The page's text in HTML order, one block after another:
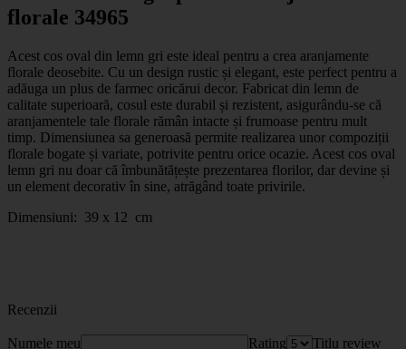
florale 34965
Acest cos oval din lemn gri este ideal pentru a crea aranjamente
florale deosebite. Cu un design rustic și elegant, este perfect pentru a
adăuga un plus de farmec oricărui decor. Fabricat din lemn de
calitate superioară, cosul este durabil și rezistent, asigurându-se că
aranjamentele tale florale rămân intacte și frumoase pentru mult
timp. Dimensiunea sa generoasă permite realizarea unor compoziții
florale bogate și variate, potrivite pentru orice ocazie. Acest cos oval
lemn gri nu doar că îmbunătățește prezentarea florilor, dar devine și
un element decorativ în sine, atrăgând toate privirile.
Dimensiuni: 39 x 12 cm
Recenzii
Numele meu Rating Titlu review